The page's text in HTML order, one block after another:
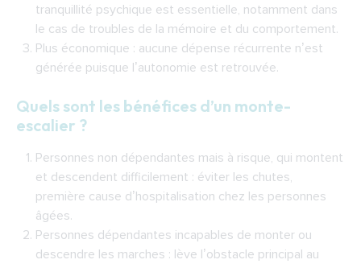
plutôt qu’un parking bas ?
Dans quel cas faut-il un parking en haut de
l’escalier ?
Dans quel cas faut-il un fauteuil à
pivotement automatique ?
Dans quel cas faut-il un monte-escalier à
siège perche ?
Les plates-formes
Les mini ascenseurs
tranquillité psychique est essentielle, notamment dans
le cas de troubles de la mémoire et du comportement.
Plus économique : aucune dépense récurrente n’est
générée puisque l’autonomie est retrouvée.
Quels sont les bénéfices d’un monte-
escalier ?
Personnes non dépendantes mais à risque, qui montent
et descendent difficilement : éviter les chutes,
première cause d’hospitalisation chez les personnes
âgées.
Personnes dépendantes incapables de monter ou
descendre les marches : lève l’obstacle principal au